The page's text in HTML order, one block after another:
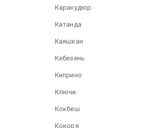
Каракудюр
Катанда
Каяшкан
Кебезень
Киприно
Ключи
Кокбеш
Кокоря